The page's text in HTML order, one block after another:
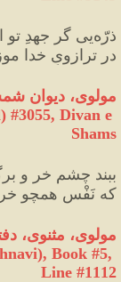
ذرّه‌یی گر جهدِ تو افزون بود
در ترازویِ خدا
مولوی، دیوان
#3055, Divan e
Shams
ببند چشمِ خر و
که نَفْس همچو خر
مولوی، مثنوی، دفتر
Book #5,
Line #1112